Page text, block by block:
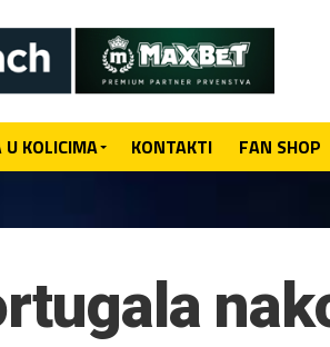
U KOLICIMA KONTAKTI FAN SHOP